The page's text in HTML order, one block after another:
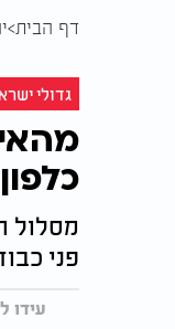
דף הבית
גדולי
מסלול
פני
עידו